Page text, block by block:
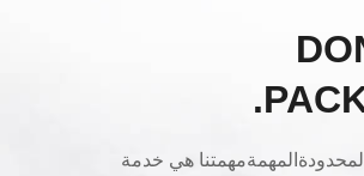
هي خدمة